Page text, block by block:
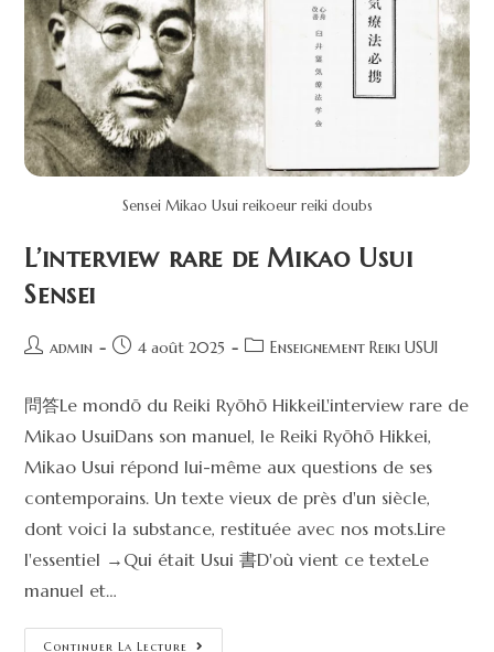
Sensei Mikao Usui reikoeur reiki doubs
L’interview rare de Mikao Usui
Sensei
admin 4 août 2025 Enseignement Reiki USUI
問答Le mondō du Reiki Ryōhō HikkeiL'interview rare de
Mikao UsuiDans son manuel, le Reiki Ryōhō Hikkei,
Mikao Usui répond lui-même aux questions de ses
contemporains. Un texte vieux de près d'un siècle,
dont voici la substance, restituée avec nos mots.Lire
l'essentiel →Qui était Usui 書D'où vient ce texteLe
manuel et…
Continuer La Lecture